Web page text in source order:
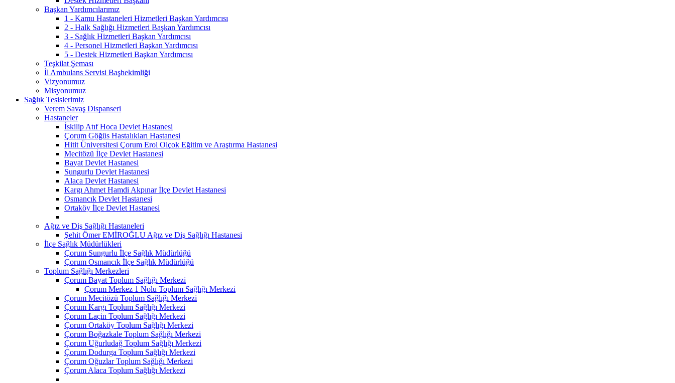
Başkan Yardımcılarımız
1 - Kamu Hastaneleri Hizmetleri Başkan Yardımcısı
2 - Halk Sağlığı Hizmetleri Başkan Yardımcısı
3 - Sağlık Hizmetleri Başkan Yardımcısı
4 - Personel Hizmetleri Başkan Yardımcısı
5 - Destek Hizmetleri Başkan Yardımcısı
Teşkilat Şeması
İl Ambulans Servisi Başhekimliği
Vizyonumuz
Misyonumuz
Sağlık Tesislerimiz
Verem Savaş Dispanseri
Hastaneler
İskilip Atıf Hoca Devlet Hastanesi
Çorum Göğüs Hastalıkları Hastanesi
Hitit Üniversitesi Çorum Erol Olçok Eğitim ve Araştırma Hastanesi
Mecitözü İlçe Devlet Hastanesi
Bayat Devlet Hastanesi
Sungurlu Devlet Hastanesi
Alaca Devlet Hastanesi
Kargı Ahmet Hamdi Akpınar İlçe Devlet Hastanesi
Osmancık Devlet Hastanesi
Ortaköy İlçe Devlet Hastanesi
Ağız ve Diş Sağlığı Hastaneleri
Şehit Ömer EMİROĞLU Ağız ve Diş Sağlığı Hastanesi
İlçe Sağlık Müdürlükleri
Çorum Sungurlu İlçe Sağlık Müdürlüğü
Çorum Osmancık İlçe Sağlık Müdürlüğü
Toplum Sağlığı Merkezleri
Çorum Bayat Toplum Sağlığı Merkezi
Çorum Merkez 1 Nolu Toplum Sağlığı Merkezi
Çorum Mecitözü Toplum Sağlığı Merkezi
Çorum Kargı Toplum Sağlığı Merkezi
Çorum Laçin Toplum Sağlığı Merkezi
Çorum Ortaköy Toplum Sağlığı Merkezi
Çorum Boğazkale Toplum Sağlığı Merkezi
Çorum Uğurludağ Toplum Sağlığı Merkezi
Çorum Dodurga Toplum Sağlığı Merkezi
Çorum Oğuzlar Toplum Sağlığı Merkezi
Çorum Alaca Toplum Sağlığı Merkezi